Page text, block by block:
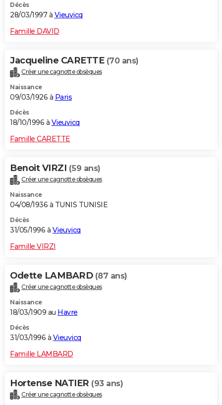
Décès
28/03/1997 à Vieuvicq
Famille DAVID
Jacqueline CARETTE (70 ans)
Créer une cagnotte obsèques
Naissance
09/03/1926 à Paris
Décès
18/10/1996 à Vieuvicq
Famille CARETTE
Benoit VIRZI (59 ans)
Créer une cagnotte obsèques
Naissance
04/08/1936 à TUNIS TUNISIE
Décès
31/05/1996 à Vieuvicq
Famille VIRZI
Odette LAMBARD (87 ans)
Créer une cagnotte obsèques
Naissance
18/03/1909 au Havre
Décès
31/03/1996 à Vieuvicq
Famille LAMBARD
Hortense NATIER (93 ans)
Créer une cagnotte obsèques